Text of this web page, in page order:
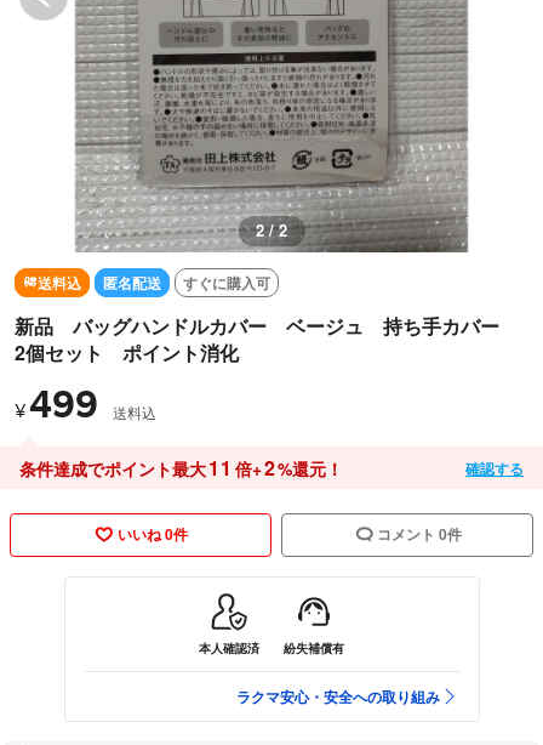
2 / 2
送料込 匿名配送 すぐに購入可
新品 バッグハンドルカバー ベージュ 持ち手カバー
2個セット ポイント消化
¥499 送料込
条件達成でポイント最大11 倍+2%還元！ 確認する
いいね 0件 コメント 0件
本人確認済 紛失補償有
ラクマ安心・安全への取り組み